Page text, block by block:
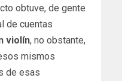
obtuve, de gente
de cuentas
violín, no obstante,
mismos
de esas